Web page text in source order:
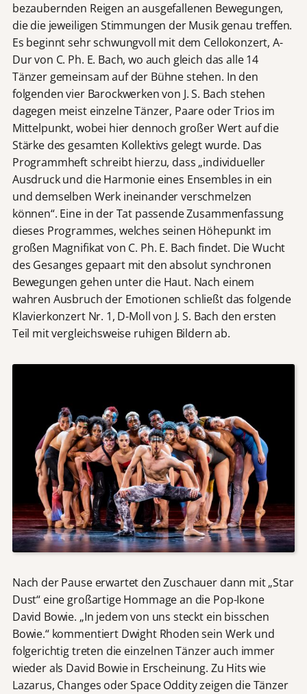
bezaubernden Reigen an ausgefallenen Bewegungen,
die die jeweiligen Stimmungen der Musik genau treffen.
Es beginnt sehr schwungvoll mit dem Cellokonzert, A-
Dur von C. Ph. E. Bach, wo auch gleich das alle 14
Tänzer gemeinsam auf der Bühne stehen. In den
folgenden vier Barockwerken von J. S. Bach stehen
dagegen meist einzelne Tänzer, Paare oder Trios im
Mittelpunkt, wobei hier dennoch großer Wert auf die
Stärke des gesamten Kollektivs gelegt wurde. Das
Programmheft schreibt hierzu, dass „individueller
Ausdruck und die Harmonie eines Ensembles in ein
und demselben Werk ineinander verschmelzen
können“. Eine in der Tat passende Zusammenfassung
dieses Programmes, welches seinen Höhepunkt im
großen Magnifikat von C. Ph. E. Bach findet. Die Wucht
des Gesanges gepaart mit den absolut synchronen
Bewegungen gehen unter die Haut. Nach einem
wahren Ausbruch der Emotionen schließt das folgende
Klavierkonzert Nr. 1, D-Moll von J. S. Bach den ersten
Teil mit vergleichsweise ruhigen Bildern ab.
Nach der Pause erwartet den Zuschauer dann mit „Star
Dust“ eine großartige Hommage an die Pop-Ikone
David Bowie. „In jedem von uns steckt ein bisschen
Bowie.“ kommentiert Dwight Rhoden sein Werk und
folgerichtig treten die einzelnen Tänzer auch immer
wieder als David Bowie in Erscheinung. Zu Hits wie
Lazarus, Changes oder Space Oddity zeigen die Tänzer